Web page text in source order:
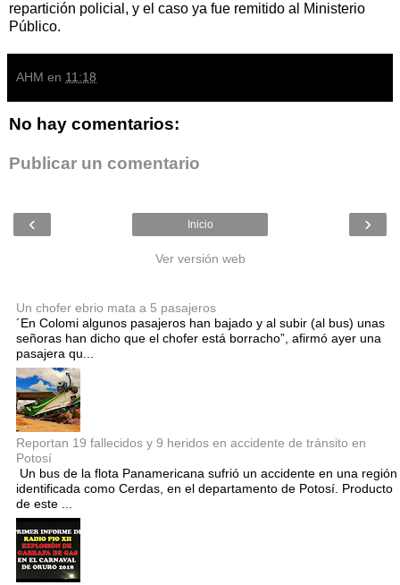
repartición policial, y el caso ya fue remitido al Ministerio
Público.
AHM en 11:18
No hay comentarios:
Publicar un comentario
‹ ›
Inicio
Ver versión web
Un chofer ebrio mata a 5 pasajeros
´En Colomi algunos pasajeros han bajado y al subir (al bus) unas
señoras han dicho que el chofer está borracho”, afirmó ayer una
pasajera qu...
Reportan 19 fallecidos y 9 heridos en accidente de tránsito en
Potosí
Un bus de la flota Panamericana sufrió un accidente en una región
identificada como Cerdas, en el departamento de Potosí. Producto
de este ...